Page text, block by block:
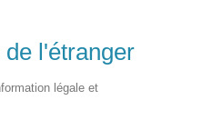
l'étranger
légale et